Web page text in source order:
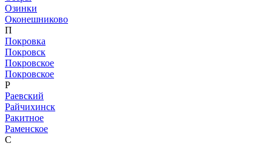
Озинки
Оконешниково
П
Покровка
Покровск
Покровское
Покровское
Р
Раевский
Райчихинск
Ракитное
Раменское
С